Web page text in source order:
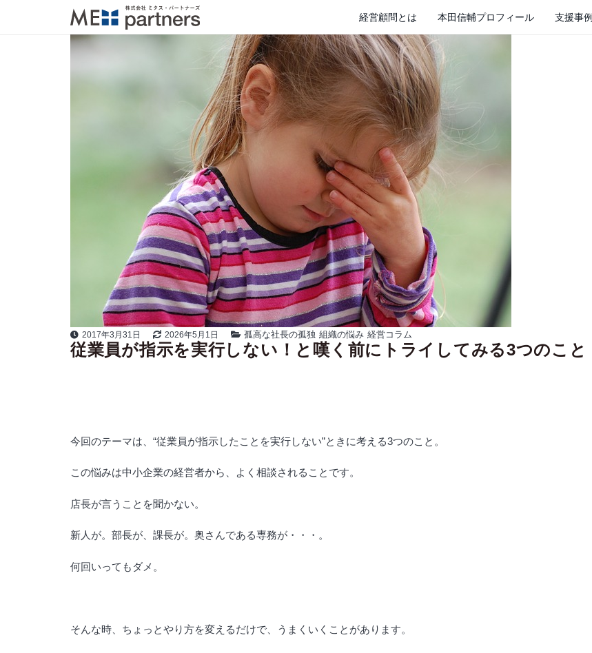
経営顧問とは 本田信輔プロフィール 支援事例
2017年3月31日 2026年5月1日 孤高な社長の孤独 組織の悩み 経営コラム
従業員が指示を実行しない！と嘆く前にトライしてみる3つのこと
今回のテーマは、“従業員が指示したことを実行しない”ときに考える3つのこと。
この悩みは中小企業の経営者から、よく相談されることです。
店長が言うことを聞かない。
新人が。部長が、課長が。奥さんである専務が・・・。
何回いってもダメ。
そんな時、ちょっとやり方を変えるだけで、うまくいくことがあります。